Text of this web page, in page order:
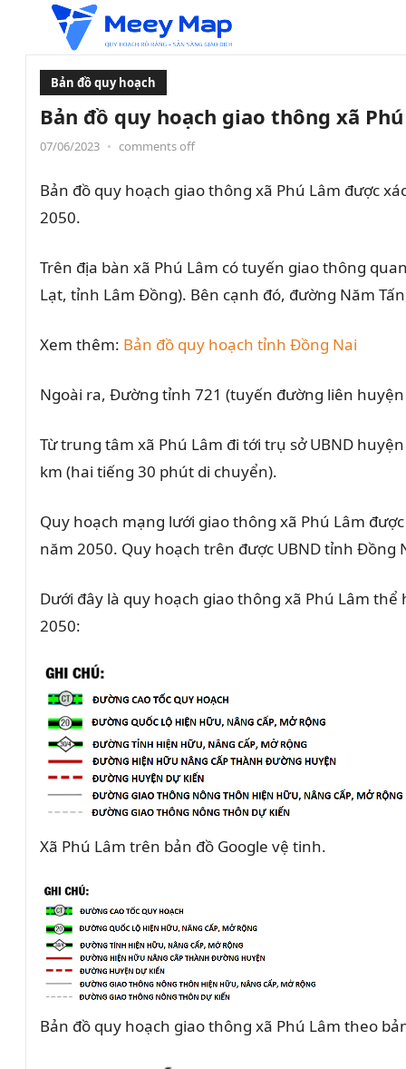
Bản đồ quy hoạch
Bản đồ quy hoạch giao thông xã
07/06/2023 • comments off
Bản đồ quy hoạch giao thông xã Phú Lâm được
2050.
Trên địa bàn xã Phú Lâm có tuyến giao thông
Lạt, tỉnh Lâm Đồng). Bên cạnh đó, đường Năm
Xem thêm: Bản đồ quy hoạch tỉnh Đồng Nai
Ngoài ra, Đường tỉnh 721 (tuyến đường liên
Từ trung tâm xã Phú Lâm đi tới trụ sở UBND
km (hai tiếng 30 phút di chuyển).
Quy hoạch mạng lưới giao thông xã Phú Lâm
năm 2050. Quy hoạch trên được UBND tỉnh Đồng
Dưới đây là quy hoạch giao thông xã Phú Lâm
2050:
Xã Phú Lâm trên bản đồ Google vệ tinh.
Bản đồ quy hoạch giao thông xã Phú Lâm theo